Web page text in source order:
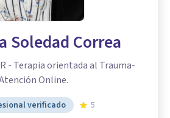
Soledad Correa
- Terapia orientada al Trauma-
Online.
verificado 5